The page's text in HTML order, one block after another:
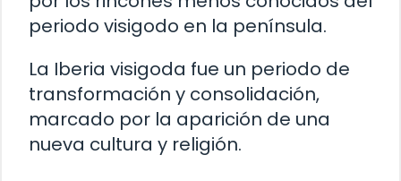
periodo visigodo en la península.
La Iberia visigoda fue un periodo de
transformación y consolidación,
marcado por la aparición de una
nueva cultura y religión.